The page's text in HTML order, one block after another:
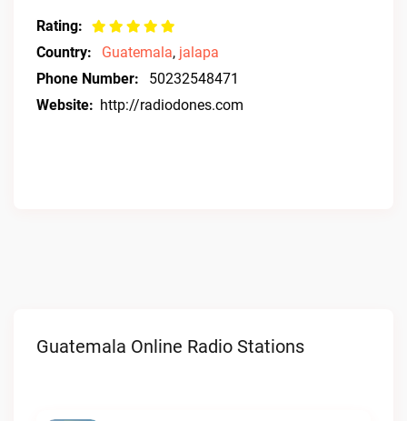
Rating:
Country:
Guatemala, jalapa
Phone Number:
50232548471
Website: http://radiodones.com
Guatemala Online Radio Stations